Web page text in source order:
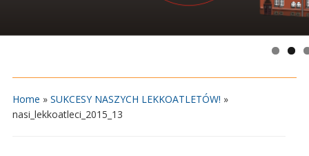
Home » SUKCESY NASZYCH LEKKOATLETÓW! »
nasi_lekkoatleci_2015_13